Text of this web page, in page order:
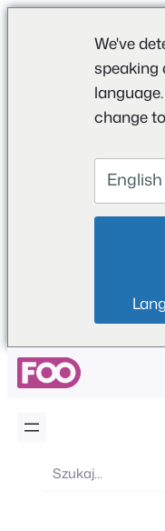
We've
speaking
change
English
Wyszukiwanie